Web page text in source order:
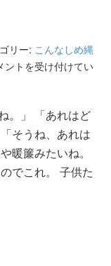
リー: こんなしめ縄
ントを受け付けてい
。」 「あれはど
そうね、あれは
暖簾みたいね。
でこれ。 子供た